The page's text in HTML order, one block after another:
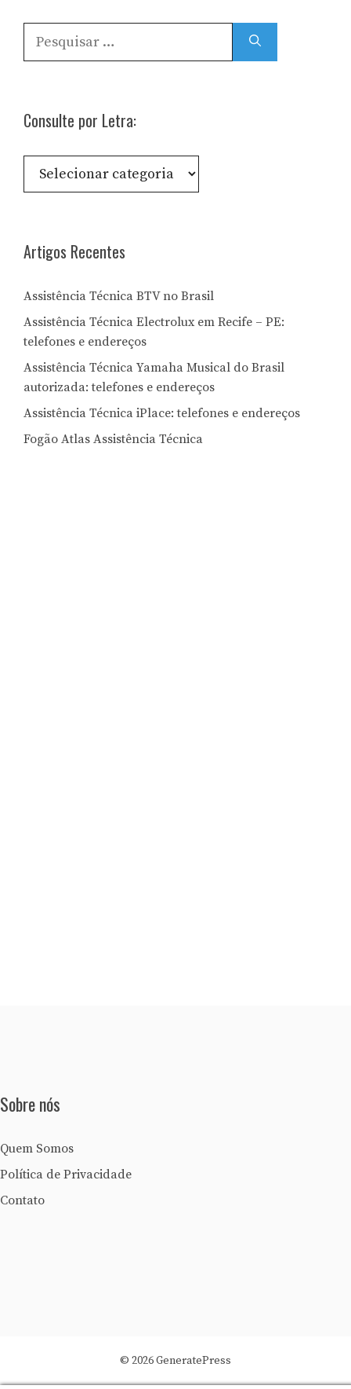
Pesquisar
por:
Consulte por Letra:
Consulte
Artigos Recentes
Assistência Técnica BTV no Brasil
Assistência Técnica Electrolux em Recife – PE:
telefones e endereços
Assistência Técnica Yamaha Musical do Brasil
autorizada: telefones e endereços
Assistência Técnica iPlace: telefones e endereços
Fogão Atlas Assistência Técnica
Sobre nós
Quem Somos
Política de Privacidade
Contato
© 2026 GeneratePress